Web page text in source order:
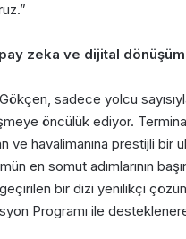
zeka ve dijital
sadece yolcu
öncülük ediyor.
ve havalimanına prestijli bir
en somut adımlarının
bir dizi yenilikçi
Programı ile